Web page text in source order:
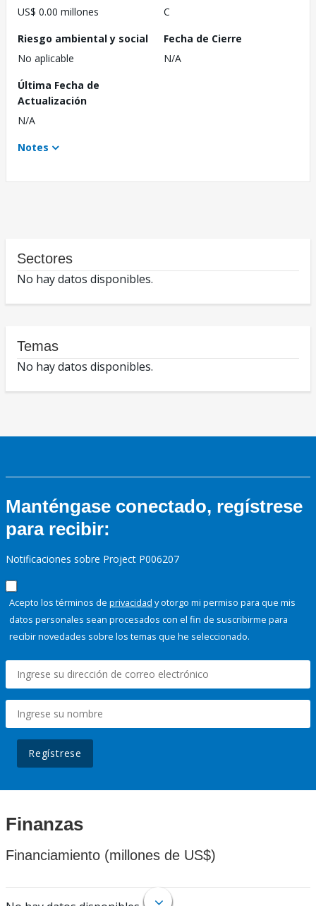
US$ 0.00 millones
C
Riesgo ambiental y social
No aplicable
Fecha de Cierre
N/A
Última Fecha de
Actualización
N/A
Notes
Sectores
No hay datos disponibles.
Temas
No hay datos disponibles.
Manténgase conectado, regístrese
para recibir:
Notificaciones sobre Project P006207
Acepto los términos de privacidad y otorgo mi permiso para que mis
datos personales sean procesados con el fin de suscribirme para
recibir novedades sobre los temas que he seleccionado.
Regístrese
Finanzas
Financiamiento (millones de US$)